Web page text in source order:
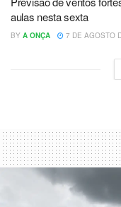
aulas nesta sexta
BY A ONÇA 7 DE AGOSTO